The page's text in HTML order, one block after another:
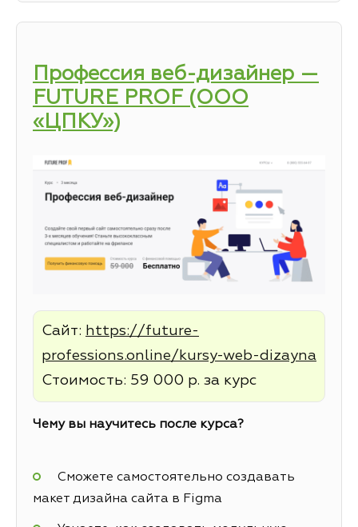
Профессия веб-дизайнер —
FUTURE PROF (ООО
«ЦПКУ»)
Сайт: https://future-
professions.online/kursy-web-dizayna
Стоимость: 59 000 р. за курс
Чему вы научитесь после курса?
Сможете самостоятельно создавать
макет дизайна сайта в Figma